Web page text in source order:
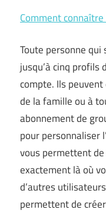
Comment
Toute personne qui
jusqu’à cinq
compte. Ils
de la famille ou à
abonnement de
pour personnaliser
vous permettent
exactement là où
d’autres
permettent de